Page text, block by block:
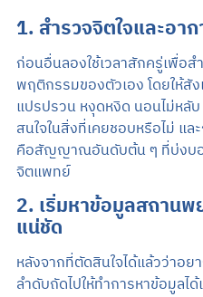
1. สำรวจจิตใจและอา
ก่อนอื่นลองใช้เวลาสักครู่เพื่อ
พฤติกรรมของตัวเอง โดยให้
แปรปรวน หงุดหงิด นอนไม่หลั
สนใจในสิ่งที่เคยชอบหรือไม่ แ
คือสัญญาณอันดับต้น ๆ ที่บ่งบ
จิตแพทย์
2. เริ่มหาข้อมูลสถานพ
แน่ชัด
หลังจากที่ตัดสินใจได้แล้วว่าอ
ลำดับถัดไปให้ทำการหาข้อมูลไ